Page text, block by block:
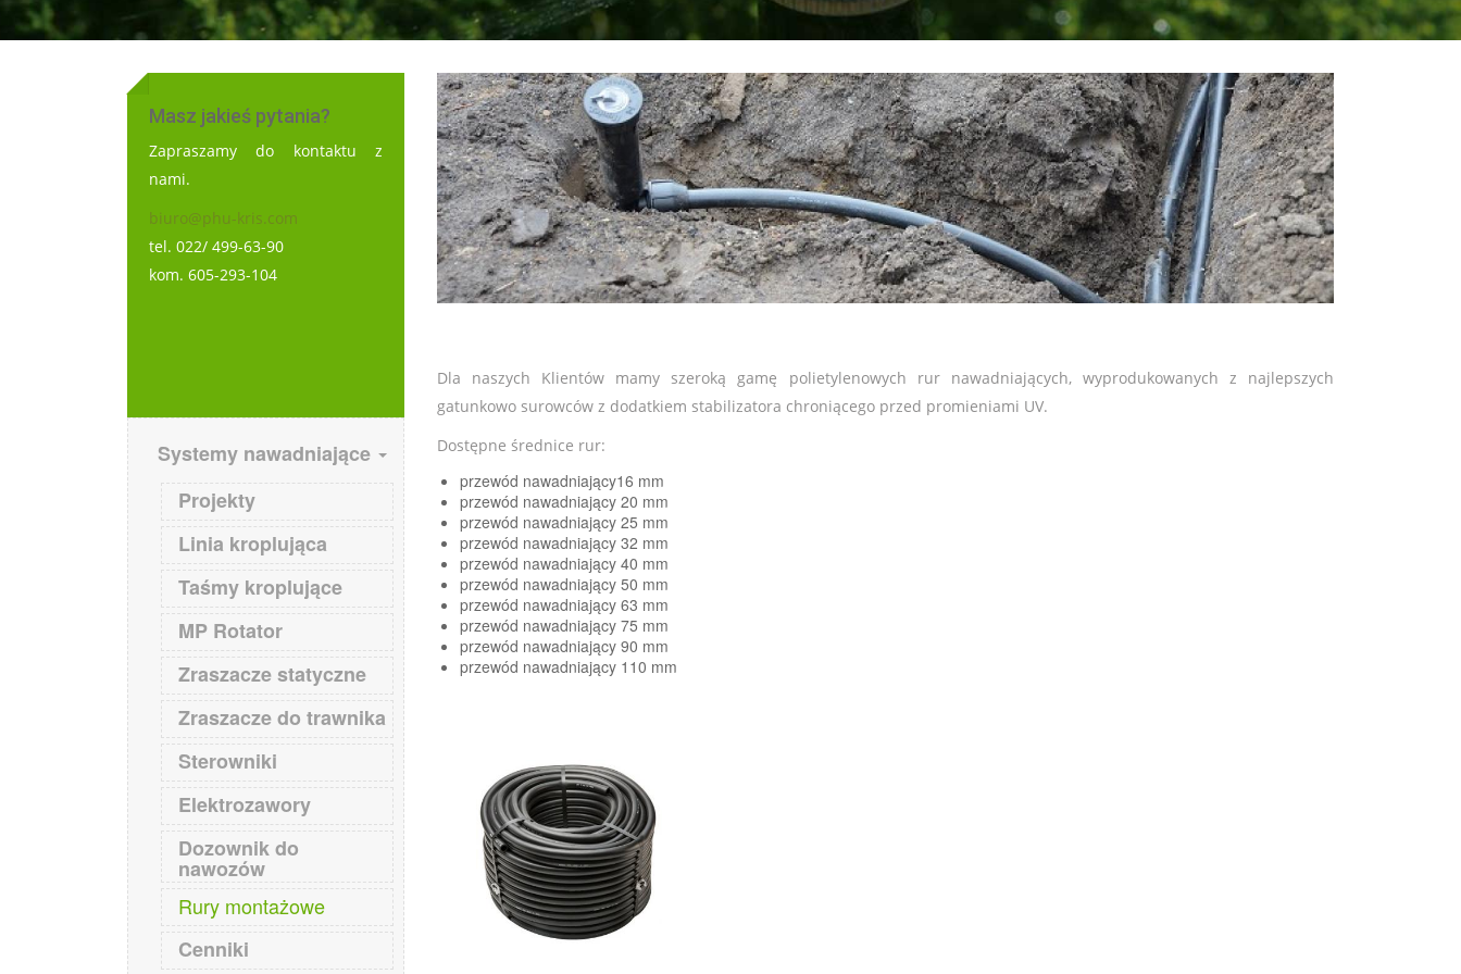
Masz jakieś pytania?
Zapraszamy do kontaktu z
nami.
biuro@phu-kris.com
tel. 022/ 499-63-90
kom. 605-293-104
Main
navigation
Systemy nawadniające
Projekty
Linia kroplująca
Taśmy kroplujące
MP Rotator
Zraszacze statyczne
Zraszacze do trawnika
Sterowniki
Elektrozawory
Dozownik do
nawozów
Rury montażowe
Cenniki
Dla naszych Klientów mamy szeroką gamę polietylenowych rur nawadniających, wyprodukowanych z najlepszych
gatunkowo surowców z dodatkiem stabilizatora chroniącego przed promieniami UV.
Dostępne średnice rur:
przewód nawadniający16 mm
przewód nawadniający 20 mm
przewód nawadniający 25 mm
przewód nawadniający 32 mm
przewód nawadniający 40 mm
przewód nawadniający 50 mm
przewód nawadniający 63 mm
przewód nawadniający 75 mm
przewód nawadniający 90 mm
przewód nawadniający 110 mm